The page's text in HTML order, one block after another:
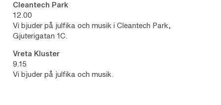
Cleantech Park
12.00
Vi bjuder på julfika och musik i Cleantech Park,
Gjuterigatan 1C.
Vreta Kluster
9.15
Vi bjuder på julfika och musik.